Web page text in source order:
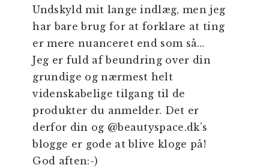
Undskyld mit lange indlæg, men jeg
har bare brug for at forklare at ting
er mere nuanceret end som så…
Jeg er fuld af beundring over din
grundige og nærmest helt
videnskabelige tilgang til de
produkter du anmelder. Det er
derfor din og @beautyspace.dk’s
blogge er gode at blive kloge på!
God aften:-)